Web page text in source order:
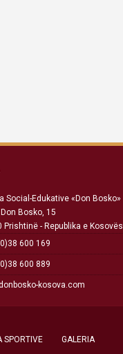
Social-Edukative «Don Bosko»
Bosko, 15
Prishtinë - Republika e Kosovës
600 169
600 889
kosova.com
SPORTIVE GALERIA